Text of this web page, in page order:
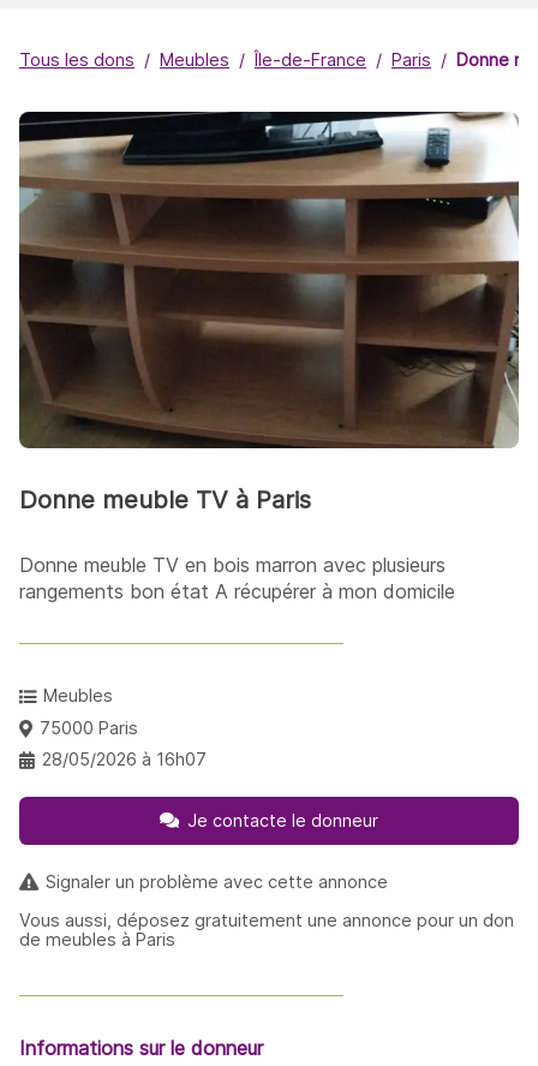
Tous les dons Meubles Île-de-France Paris Donne
Donne meuble TV à Paris
Donne meuble TV en bois marron avec plusieurs
rangements bon état A récupérer à mon domicile
Meubles
75000 Paris
28/05/2026 à 16h07
Je contacte le donneur
Signaler un problème avec cette annonce
Vous aussi, déposez gratuitement une annonce pour un don
de meubles à Paris
Informations sur le donneur